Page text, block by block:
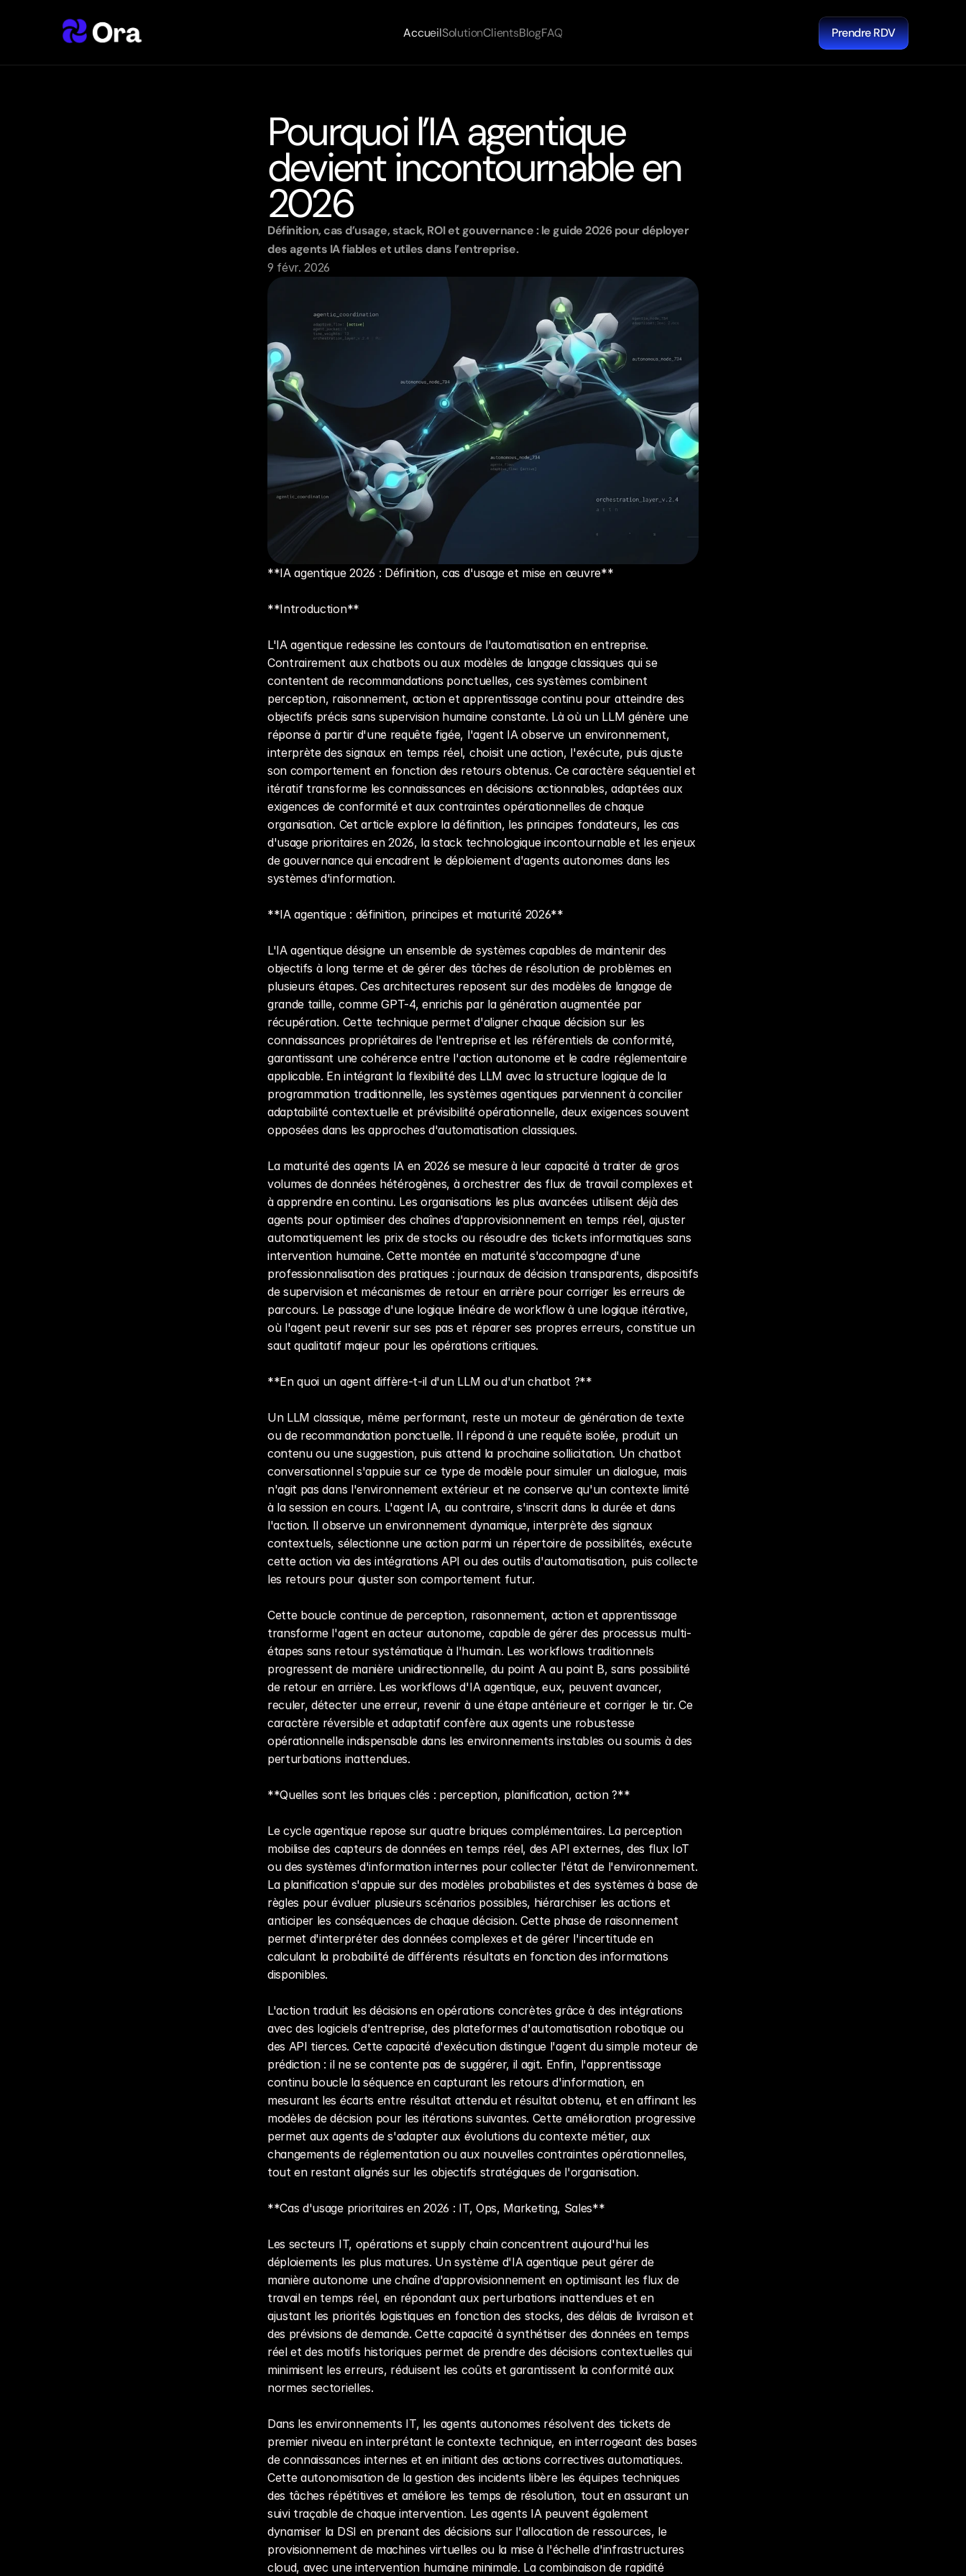
AccueilSolutionClientsBlogFAQ Prendre RDV
Pourquoi l’IA agentique
devient incontournable en
2026
Définition, cas d’usage, stack, ROI et gouvernance : le guide 2026 pour déployer
des agents IA fiables et utiles dans l’entreprise.
9 févr. 2026
**IA agentique 2026 : Définition, cas d'usage et mise en œuvre**
**Introduction**
L'IA agentique redessine les contours de l'automatisation en entreprise.
Contrairement aux chatbots ou aux modèles de langage classiques qui se
contentent de recommandations ponctuelles, ces systèmes combinent
perception, raisonnement, action et apprentissage continu pour atteindre des
objectifs précis sans supervision humaine constante. Là où un LLM génère une
réponse à partir d'une requête figée, l'agent IA observe un environnement,
interprète des signaux en temps réel, choisit une action, l'exécute, puis ajuste
son comportement en fonction des retours obtenus. Ce caractère séquentiel et
itératif transforme les connaissances en décisions actionnables, adaptées aux
exigences de conformité et aux contraintes opérationnelles de chaque
organisation. Cet article explore la définition, les principes fondateurs, les cas
d'usage prioritaires en 2026, la stack technologique incontournable et les enjeux
de gouvernance qui encadrent le déploiement d'agents autonomes dans les
systèmes d'information.
**IA agentique : définition, principes et maturité 2026**
L'IA agentique désigne un ensemble de systèmes capables de maintenir des
objectifs à long terme et de gérer des tâches de résolution de problèmes en
plusieurs étapes. Ces architectures reposent sur des modèles de langage de
grande taille, comme GPT-4, enrichis par la génération augmentée par
récupération. Cette technique permet d'aligner chaque décision sur les
connaissances propriétaires de l'entreprise et les référentiels de conformité,
garantissant une cohérence entre l'action autonome et le cadre réglementaire
applicable. En intégrant la flexibilité des LLM avec la structure logique de la
programmation traditionnelle, les systèmes agentiques parviennent à concilier
adaptabilité contextuelle et prévisibilité opérationnelle, deux exigences souvent
opposées dans les approches d'automatisation classiques.
La maturité des agents IA en 2026 se mesure à leur capacité à traiter de gros
volumes de données hétérogènes, à orchestrer des flux de travail complexes et
à apprendre en continu. Les organisations les plus avancées utilisent déjà des
agents pour optimiser des chaînes d'approvisionnement en temps réel, ajuster
automatiquement les prix de stocks ou résoudre des tickets informatiques sans
intervention humaine. Cette montée en maturité s'accompagne d'une
professionnalisation des pratiques : journaux de décision transparents, dispositifs
de supervision et mécanismes de retour en arrière pour corriger les erreurs de
parcours. Le passage d'une logique linéaire de workflow à une logique itérative,
où l'agent peut revenir sur ses pas et réparer ses propres erreurs, constitue un
saut qualitatif majeur pour les opérations critiques.
**En quoi un agent diffère-t-il d'un LLM ou d'un chatbot ?**
Un LLM classique, même performant, reste un moteur de génération de texte
ou de recommandation ponctuelle. Il répond à une requête isolée, produit un
contenu ou une suggestion, puis attend la prochaine sollicitation. Un chatbot
conversationnel s'appuie sur ce type de modèle pour simuler un dialogue, mais
n'agit pas dans l'environnement extérieur et ne conserve qu'un contexte limité
à la session en cours. L'agent IA, au contraire, s'inscrit dans la durée et dans
l'action. Il observe un environnement dynamique, interprète des signaux
contextuels, sélectionne une action parmi un répertoire de possibilités, exécute
cette action via des intégrations API ou des outils d'automatisation, puis collecte
les retours pour ajuster son comportement futur.
Cette boucle continue de perception, raisonnement, action et apprentissage
transforme l'agent en acteur autonome, capable de gérer des processus multi-
étapes sans retour systématique à l'humain. Les workflows traditionnels
progressent de manière unidirectionnelle, du point A au point B, sans possibilité
de retour en arrière. Les workflows d'IA agentique, eux, peuvent avancer,
reculer, détecter une erreur, revenir à une étape antérieure et corriger le tir. Ce
caractère réversible et adaptatif confère aux agents une robustesse
opérationnelle indispensable dans les environnements instables ou soumis à des
perturbations inattendues.
**Quelles sont les briques clés : perception, planification, action ?**
Le cycle agentique repose sur quatre briques complémentaires. La perception
mobilise des capteurs de données en temps réel, des API externes, des flux IoT
ou des systèmes d'information internes pour collecter l'état de l'environnement.
La planification s'appuie sur des modèles probabilistes et des systèmes à base de
règles pour évaluer plusieurs scénarios possibles, hiérarchiser les actions et
anticiper les conséquences de chaque décision. Cette phase de raisonnement
permet d'interpréter des données complexes et de gérer l'incertitude en
calculant la probabilité de différents résultats en fonction des informations
disponibles.
L'action traduit les décisions en opérations concrètes grâce à des intégrations
avec des logiciels d'entreprise, des plateformes d'automatisation robotique ou
des API tierces. Cette capacité d'exécution distingue l'agent du simple moteur de
prédiction : il ne se contente pas de suggérer, il agit. Enfin, l'apprentissage
continu boucle la séquence en capturant les retours d'information, en
mesurant les écarts entre résultat attendu et résultat obtenu, et en affinant les
modèles de décision pour les itérations suivantes. Cette amélioration progressive
permet aux agents de s'adapter aux évolutions du contexte métier, aux
changements de réglementation ou aux nouvelles contraintes opérationnelles,
tout en restant alignés sur les objectifs stratégiques de l'organisation.
**Cas d'usage prioritaires en 2026 : IT, Ops, Marketing, Sales**
Les secteurs IT, opérations et supply chain concentrent aujourd'hui les
déploiements les plus matures. Un système d'IA agentique peut gérer de
manière autonome une chaîne d'approvisionnement en optimisant les flux de
travail en temps réel, en répondant aux perturbations inattendues et en
ajustant les priorités logistiques en fonction des stocks, des délais de livraison et
des prévisions de demande. Cette capacité à synthétiser des données en temps
réel et des motifs historiques permet de prendre des décisions contextuelles qui
minimisent les erreurs, réduisent les coûts et garantissent la conformité aux
normes sectorielles.
Dans les environnements IT, les agents autonomes résolvent des tickets de
premier niveau en interprétant le contexte technique, en interrogeant des bases
de connaissances internes et en initiant des actions correctives automatiques.
Cette autonomisation de la gestion des incidents libère les équipes techniques
des tâches répétitives et améliore les temps de résolution, tout en assurant un
suivi traçable de chaque intervention. Les agents IA peuvent également
dynamiser la DSI en prenant des décisions sur l'allocation de ressources, le
provisionnement de machines virtuelles ou la mise à l'échelle d'infrastructures
cloud, avec une intervention humaine minimale. La combinaison de rapidité